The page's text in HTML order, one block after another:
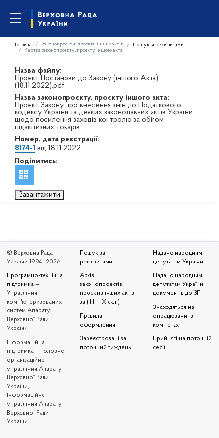
Головна Законопроєкти, проєкти інших актів
Пошук за реквізитами
Картка законопроєкту, проєкту іншого акта
Назва файлу:
Проєкт Постанови до Закону (іншого Акта)
(18.11.2022).pdf
Назва законопроєкту, проєкту іншого акта:
Проєкт Закону про внесення змін до Податкового
кодексу України та деяких законодавчих актів України
щодо посилення заходів контролю за обігом
підакцизних товарів
Номер, дата реєстрації:
8174-1 від 18.11.2022
Поділитись:
Завантажити
© Верховна Рада
України 1994—2026
Програмно-технічна
підтримка —
Управління
комп'ютеризованих
систем Апарату
Верховної Ради
України
Iнформаційна
підтримка — Головне
організаційне
управління Апарату
Верховної Ради
України,
Інформаційне
управління Апарату
Верховної Ради
України
Пошук за
реквізитами
Архів
законопроєктів,
проєктів інших актів
за ( III – IX скл.)
Правила
оформлення
Зареєстровані за
поточний тиждень
Надано народним
депутатам України
Надано народним
депутатам України
документів до ЗП
Знаходяться на
опрацюванні в
комітетах
Прийняті на поточній
сесії